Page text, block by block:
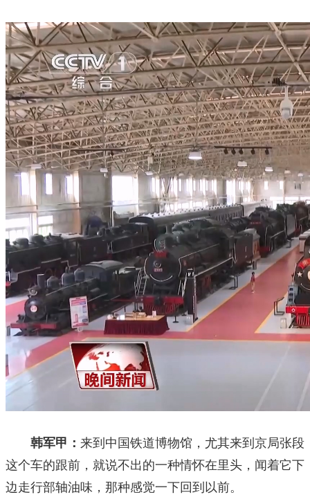
韩军甲： 来到中国铁道博物馆，尤其来到京局张段
这个车的跟前，就说不出的一种情怀在里头，闻着它下
边走行部轴油味，那种感觉一下回到以前。